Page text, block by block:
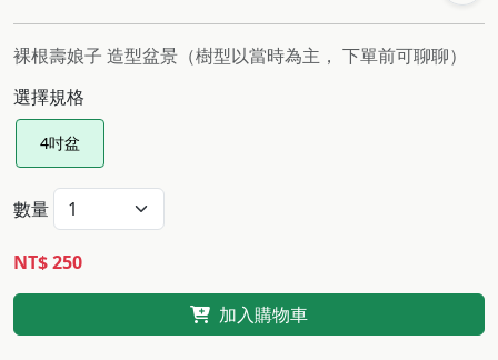
裸根壽娘子 造型盆景（樹型以當時為主， 下單前可聊聊）
選擇規格
4吋盆
數量
NT$ 250
加入購物車